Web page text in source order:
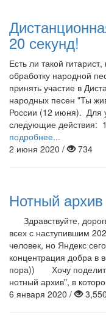
20 секунд!
Есть ли такой
обработку народной
принять участие в
народных песен "Ты
России (12 июня). Для
следующие действия:
подробнее...
2 июня 2020 /
734
Нотный
Здравствуйте,
всех с наступившим
человек, но Яндекс
концентрация добра в
пора)) Хочу
нотный архив", в
6 января 2020 /